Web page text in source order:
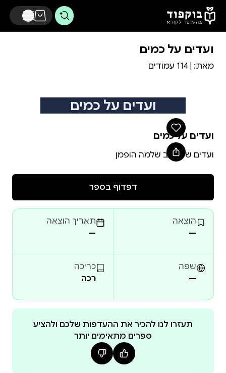
דלג לתוכן הראשי
ועדים על כמים
מאת: | 114 עמודים
ועדים על כמים
ועדים על כמים
ועדים של הרב שלמה הופמן
דפדוף בספר
הוצאה
—
תאריך הוצאה
—
שפה
—
כריכה
רכה
תעזרו לנו להכיר את ההעדפות שלכם ולהציע
ספרים מתאימים יותר